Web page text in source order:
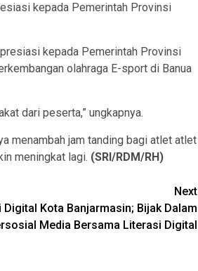
kepada Pemerintah Provinsi
kepada Pemerintah Provinsi
olahraga E-sport di Banua
dari peserta,” ungkapnya.
menambah jam tanding bagi atlet atlet
meningkat lagi. (SRI/RDM/RH)
Next
Kota Banjarmasin; Bijak Dalam
Media Bersama Literasi Digital